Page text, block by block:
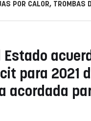
POR CALOR, TROMBAS
Estado
para 2021
acordada